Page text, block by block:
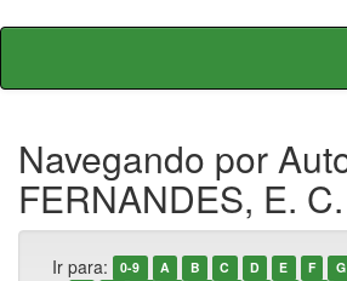
Skip
Navegando por
FERNANDES, E.
Ir para: 0-9 A B C D E F G